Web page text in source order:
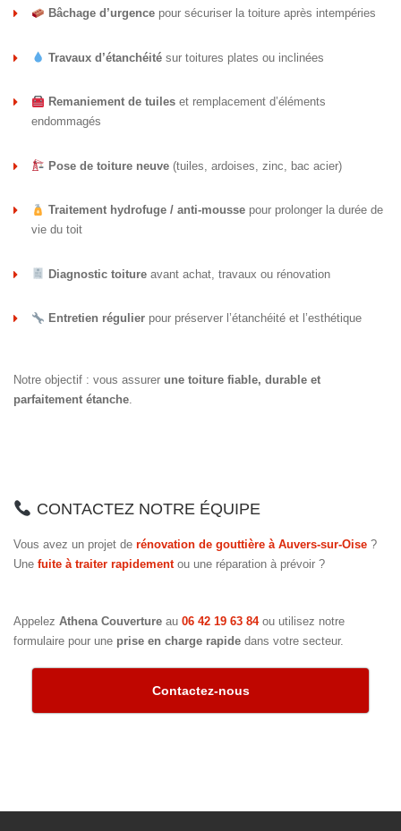
Bâchage d’urgencepour sécuriser la toiture après intempéries
Travaux d’étanchéitésur toitures plates ou inclinées
Remaniement de tuileset remplacement d’éléments
endommagés
Pose de toiture neuve(tuiles, ardoises, zinc, bac acier)
Traitement hydrofuge / anti-moussepour prolonger la durée de
vie du toit
Diagnostic toitureavant achat, travaux ou rénovation
Entretien régulierpour préserver l’étanchéité et l’esthétique
Notre objectif : vous assurer une toiture fiable, durable et
parfaitement étanche.
CONTACTEZ NOTRE ÉQUIPE
Vous avez un projet de rénovation de gouttière à Auvers-sur-Oise ?
Une fuite à traiter rapidementou une réparation à prévoir ?
Appelez Athena Couverture au 06 42 19 63 84ou utilisez notre
formulaire pour une prise en charge rapide dans votre secteur.
Contactez-nous